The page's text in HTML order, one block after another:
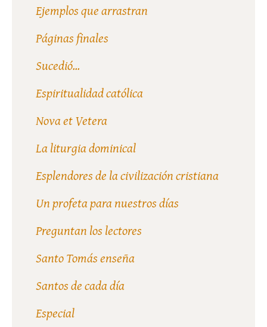
Ejemplos que arrastran
Páginas finales
Sucedió...
Espiritualidad católica
Nova et Vetera
La liturgia dominical
Esplendores de la civilización cristiana
Un profeta para nuestros días
Preguntan los lectores
Santo Tomás enseña
Santos de cada día
Especial